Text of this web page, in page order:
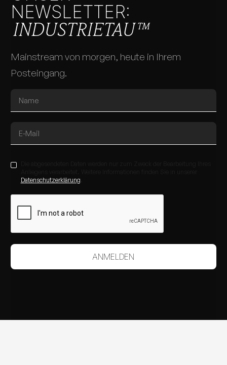
NEWSLETTER:
INDUSTRIETAU™
Mainstream von morgen, heute in Ihrem
Posteingang.
Datenschutzerklärung